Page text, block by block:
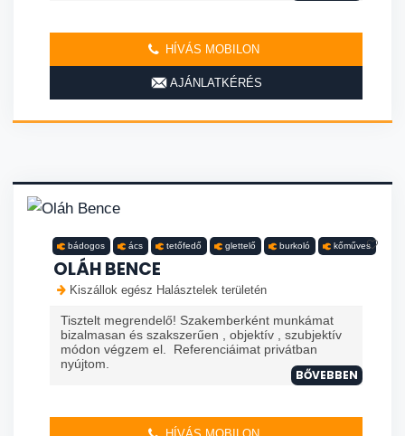
HÍVÁS MOBILON
AJÁNLATKÉRÉS
bádogos ács tetőfedő glettelő burkoló kőműves
OLÁH BENCE
Kiszállok egész Halásztelek területén
Tisztelt megrendelő! Szakemberként munkámat
bizalmasan és szakszerűen , objektív , szubjektív
módon végzem el. Referenciáimat privátban
nyújtom.
BŐVEBBEN